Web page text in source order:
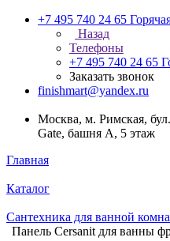
+7 495 740 24 65
Назад
Телефоны
+7 495 740 24 65
Заказать звонок
finishmart@yandex.ru
Москва, м. Римская,
Gate, башня А, 5 этаж
Главная
Каталог
Сантехника для ванной
Панель Cersanit для ванны